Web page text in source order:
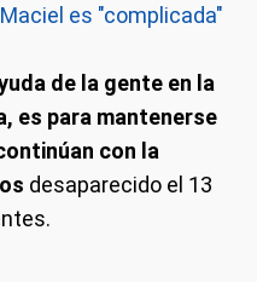
es "complicada"
de la gente en la
es para mantenerse
con la
desaparecido el 13